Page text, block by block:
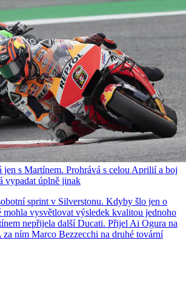
jen s Martínem. Prohrává s celou Aprilií a boj
vypadat úplně jinak
sprint v Silverstonu. Kdyby šlo jen o
mohla vysvětlovat výsledek kvalitou jednoho
nepřijela další Ducati. Přijel Ai Ogura na
ním Marco Bezzecchi na druhé tovární